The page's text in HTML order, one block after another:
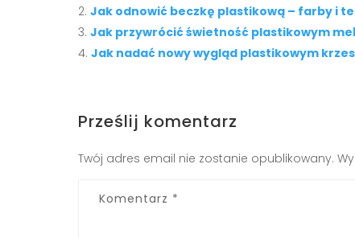
Jak odnowić beczkę plastikową – farby i
Jak przywrócić świetność plastikowym
Jak nadać nowy wygląd plastikowym
Prześlij komentarz
Twój adres email nie zostanie opublikowany.